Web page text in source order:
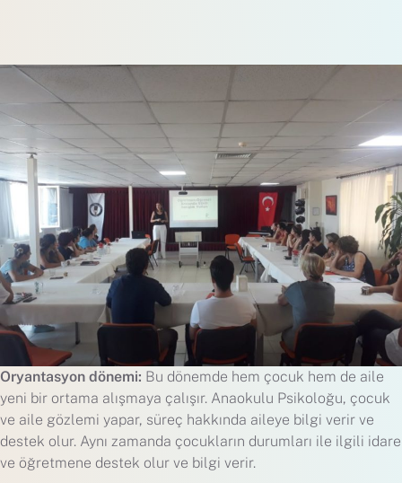
Oryantasyon dönemi: Bu dönemde hem çocuk hem de aile
yeni bir ortama alışmaya çalışır. Anaokulu Psikoloğu, çocuk
ve aile gözlemi yapar, süreç hakkında aileye bilgi verir ve
destek olur. Aynı zamanda çocukların durumları ile ilgili idare
ve öğretmene destek olur ve bilgi verir.